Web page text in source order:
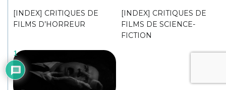
[INDEX] CRITIQUES DE
FILMS D’HORREUR
[INDEX] CRITIQUES DE
FILMS DE SCIENCE-
FICTION
1